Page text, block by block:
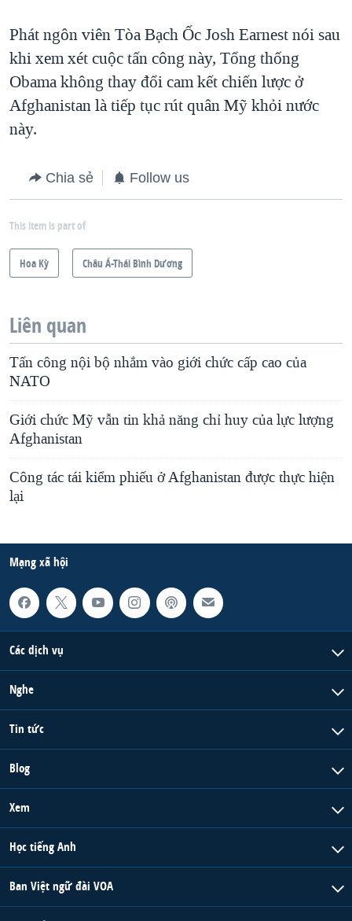
Phát ngôn viên Tòa Bạch Ốc Josh Earnest nói sau
khi xem xét cuộc tấn công này, Tổng thống
Obama không thay đổi cam kết chiến lược ở
Afghanistan là tiếp tục rút quân Mỹ khỏi nước
này.
Chia sẻ Follow us
This item is part of
Hoa Kỳ Châu Á-Thái Bình Dương
Liên quan
Tấn công nội bộ nhắm vào giới chức cấp cao của
NATO
Giới chức Mỹ vẫn tin khả năng chỉ huy của lực lượng
Afghanistan
Công tác tái kiểm phiếu ở Afghanistan được thực hiện
lại
Mạng xã hội
Các dịch vụ
Nghe
Tin tức
Blog
Xem
Học tiếng Anh
Ban Việt ngữ đài VOA